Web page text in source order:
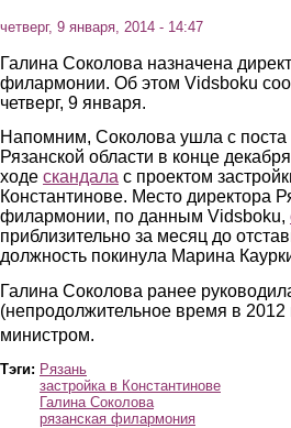
четверг, 9 января, 2014 - 14:47
Галина Соколова назначена
филармонии. Об этом Vidsboku
четверг, 9 января.
Напомним, Соколова ушла с поста
Рязанской области в конце
ходе скандала с проектом
Константинове. Место директора
филармонии, по данным Vidsboku,
приблизительно за месяц до
должность покинула Марина
Галина Соколова ранее
(непродолжительное время в 2012
министром.
Тэги: Рязань
застройка в Константинове
Галина Соколова
рязанская филармония